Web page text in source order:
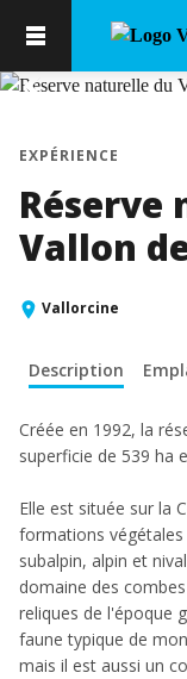
chevron_left
EXPÉRIENCE
Réserve
Vallon
Vallorcine
Description
Créée en 1992, la
superficie de 539 ha
Elle est située sur la
formations
subalpin, alpin et
domaine des
reliques de l'époque
faune typique de
mais il est aussi un